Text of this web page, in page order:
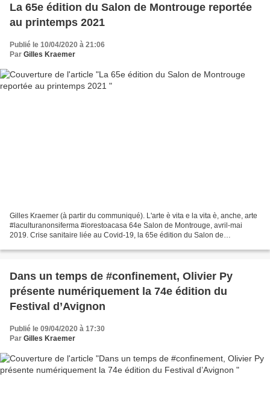
La 65e édition du Salon de Montrouge reportée
au printemps 2021
Publié le 10/04/2020 à 21:06
Par Gilles Kraemer
Gilles Kraemer (à partir du communiqué). L'arte è vita e la vita è, anche, arte
#laculturanonsiferma #iorestoacasa 64e Salon de Montrouge, avril-mai
2019. Crise sanitaire liée au Covid-19, la 65e édition du Salon de
Dans un temps de #confinement, Olivier Py
présente numériquement la 74e édition du
Festival d’Avignon
Publié le 09/04/2020 à 17:30
Par Gilles Kraemer